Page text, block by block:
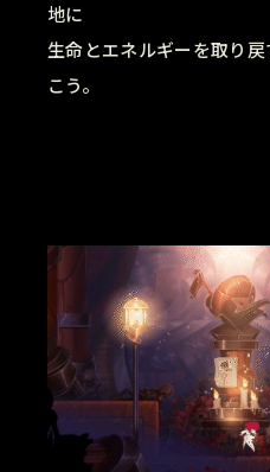
地に
生命とエネルギーを取り
こう。